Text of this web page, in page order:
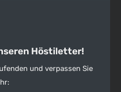
Höstiletter!
und verpassen Sie